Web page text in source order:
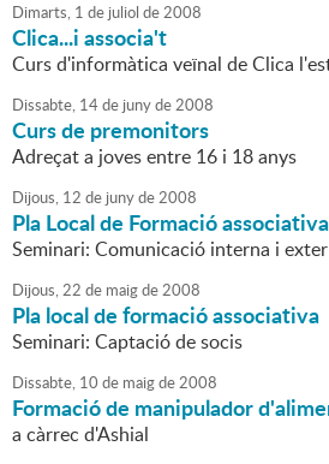
Dimarts, 1 de juliol de2008
Clica...i associa't
Curs d'informàtica veïnal de Clica
Dissabte, 14de junyde2008
Curs de premonitors
Adreçat a joves entre 16 i 18 anys
Dijous, 12 de junyde2008
Pla Local de Formació associativa
Seminari: Comunicació interna i
Dijous,22 de maigde2008
Pla local de formació associativa
Seminari: Captació de socis
Dissabte, 10 de maigde2008
Formació de manipulador
a càrrec d'Ashial